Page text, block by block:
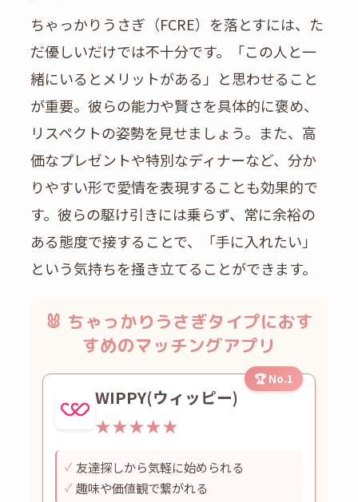
ちゃっかりうさぎ（FCRE）を落とすには、た
だ優しいだけでは不十分です。「この人と一
緒にいるとメリットがある」と思わせること
が重要。彼らの能力や賢さを具体的に褒め、
リスペクトの姿勢を見せましょう。また、高
価なプレゼントや特別なディナーなど、分か
りやすい形で愛情を表現することも効果的で
す。彼らの駆け引きには乗らず、常に余裕の
ある態度で接することで、「手に入れたい」
という気持ちを掻き立てることができます。
🐰 ちゃっかりうさぎタイプにおす
すめのマッチングアプリ
🏆 No.1
WIPPY(ウィッピー)
★★★★★
✓ 友達探しから気軽に始められる
✓ 趣味や価値観で繋がれる